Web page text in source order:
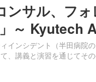
ンサル、フ
～ Kyutech
インシデント（半田病院
、講義と演習を通じてそ